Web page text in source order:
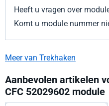
Heeft u vragen over
Komt u module nummer
Meer van Trekhaken
Aanbevolen artikelen
CFC 52029602 module